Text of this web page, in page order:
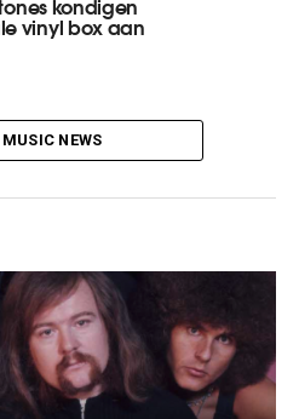
vinyl box aan
MUSIC NEWS